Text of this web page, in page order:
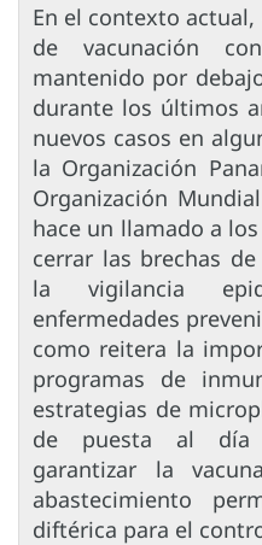
En el contexto
de vacunación
mantenido por
durante los últimos
nuevos casos en
la Organización
Organización
hace un llamado a
cerrar las brechas
la vigilancia
enfermedades
como reitera la
programas de
estrategias de
de puesta al día
garantizar la
abastecimiento
diftérica para el